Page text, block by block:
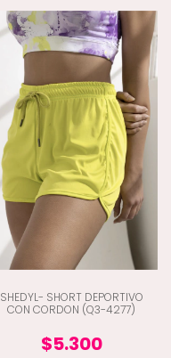
SHEDYL- SHORT DEPORTIVO
CON CORDON (Q3-4277)
$5.300